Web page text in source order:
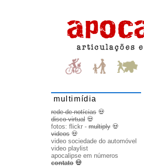
multimídia
rede de notícias 💀
disco virtual 💀
fotos: flickr - multiply 💀
videos 💀
video sociedade do automóvel
video playlist
apocalipse em números
contato 💀